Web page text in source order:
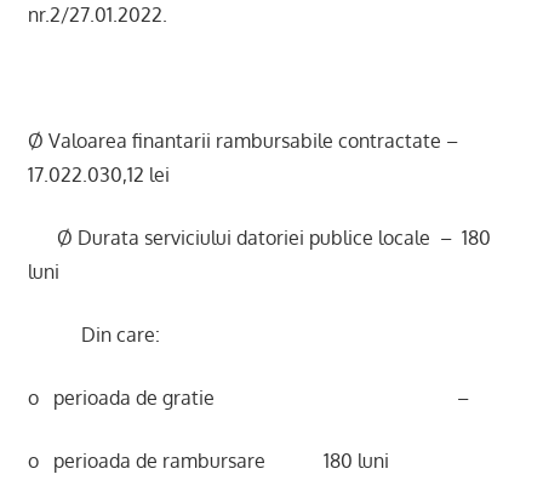
nr.2/27.01.2022.
Ø Valoarea finantarii rambursabile contractate –
17.022.030,12 lei
Ø Durata serviciului datoriei publice locale – 180
luni
Din care:
o perioada de gratie –
o perioada de rambursare 180 luni